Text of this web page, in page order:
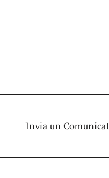
Invia un